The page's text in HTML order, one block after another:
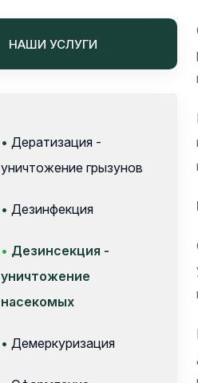
НАШИ УСЛУГИ
• Дератизация -
уничтожение грызунов
• Дезинфекция
• Дезинсекция -
уничтожение
насекомых
• Демеркуризация